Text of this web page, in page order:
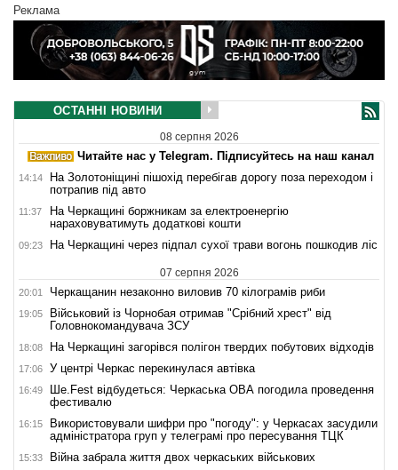
Реклама
ОСТАННІ НОВИНИ
08 серпня 2026
Читайте нас у Telegram. Підписуйтесь на наш канал
14:14
На Золотоніщині пішохід перебігав дорогу поза переходом і
потрапив під авто
11:37
На Черкащині боржникам за електроенергію
нараховуватимуть додаткові кошти
09:23 На Черкащині через підпал сухої трави вогонь пошкодив ліс
07 серпня 2026
20:01 Черкащанин незаконно виловив 70 кілограмів риби
19:05
Військовий із Чорнобая отримав "Срібний хрест" від
Головнокомандувача ЗСУ
18:08 На Черкащині загорівся полігон твердих побутових відходів
17:06 У центрі Черкас перекинулася автівка
16:49
Ше.Fest відбудеться: Черкаська ОВА погодила проведення
фестивалю
16:15
Використовували шифри про "погоду": у Черкасах засудили
адміністратора груп у телеграмі про пересування ТЦК
15:33 Війна забрала життя двох черкаських військових